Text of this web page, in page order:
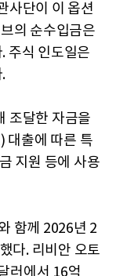
사단이 이 옵션
의 순수입금은
주식 인도일은
조달한 자금을
대출에 따른 특
지원 등에 사용
함께 2026년 2
다. 리비안 오토
러에서 16억